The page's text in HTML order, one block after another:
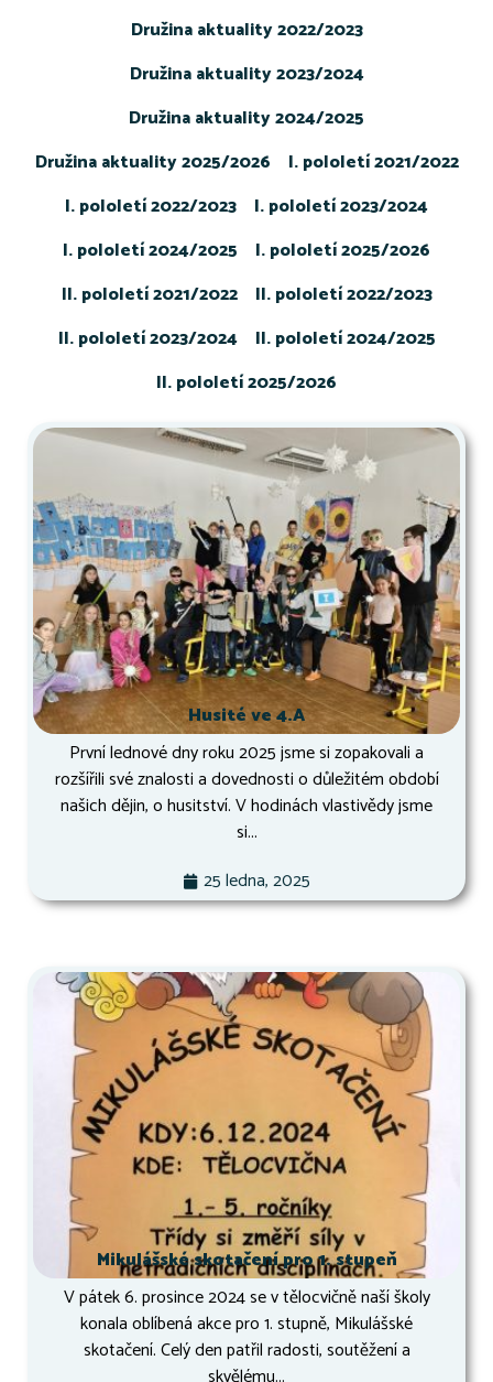
Družina aktuality 2022/2023
Družina aktuality 2023/2024
Družina aktuality 2024/2025
Družina aktuality 2025/2026
I. pololetí 2021/2022
I. pololetí 2022/2023
I. pololetí 2023/2024
I. pololetí 2024/2025
I. pololetí 2025/2026
II. pololetí 2021/2022
II. pololetí 2022/2023
II. pololetí 2023/2024
II. pololetí 2024/2025
II. pololetí 2025/2026
Husité ve 4.A
První lednové dny roku 2025 jsme si zopakovali a
rozšířili své znalosti a dovednosti o důležitém období
našich dějin, o husitství. V hodinách vlastivědy jsme
si...
25 ledna, 2025
Mikulášské skotačení pro 1. stupeň
V pátek 6. prosince 2024 se v tělocvičně naší školy
konala oblíbená akce pro 1. stupně, Mikulášské
skotačení. Celý den patřil radosti, soutěžení a